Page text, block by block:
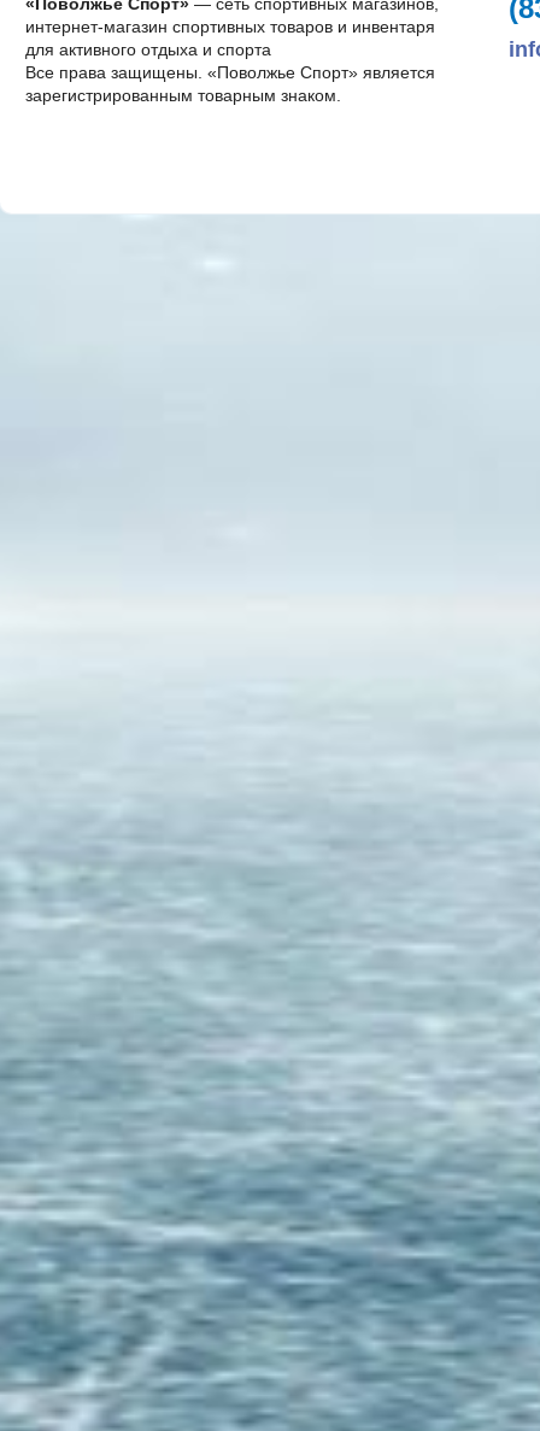
интернет-магазин спортивных товаров и инвентаря
для активного отдыха и спорта
Все права защищены. «Поволжье Спорт» является
зарегистрированным товарным знаком.